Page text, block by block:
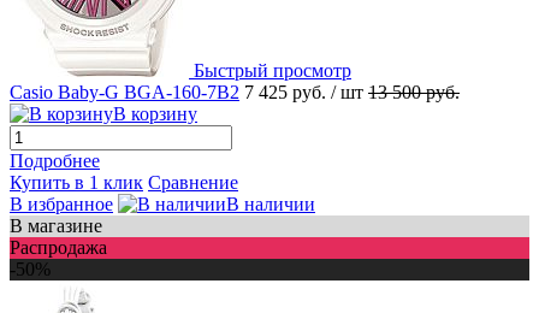
Быстрый просмотр
Casio Baby-G BGA-160-7B2 7 425 руб. / шт 13 500 руб.
В корзину
Подробнее
Купить в 1 клик Сравнение
В избранное
В наличии
В магазине
Распродажа
-50%